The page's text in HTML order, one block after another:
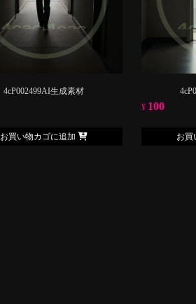
4cP002499AI生成素材
お買い物カゴに追加
¥ 100
お買